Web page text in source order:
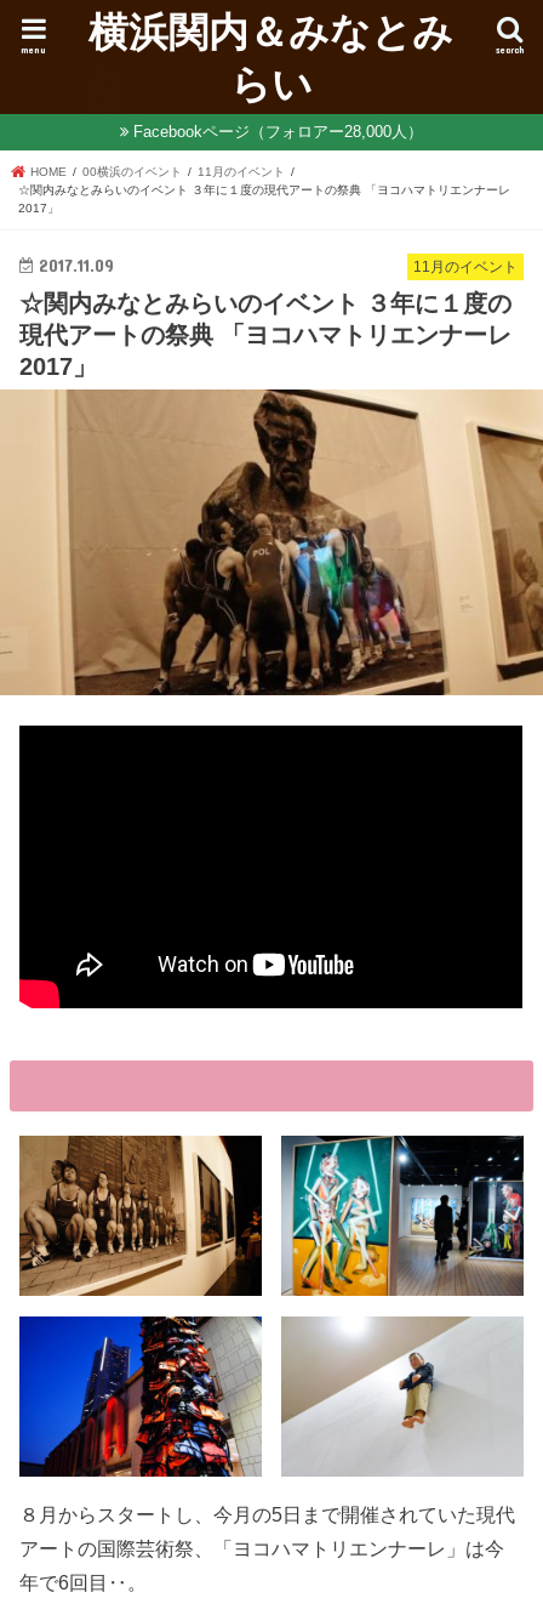
横浜関内＆みなとみ
らい
search
menu
Facebookページ（フォロアー28,000人）
HOME 00横浜のイベント
11月のイベント
☆関内みなとみらいのイベント ３年に１度の現代アートの祭典 「ヨコハマトリエンナーレ
2017」
11月のイベント
2017.11.09
☆関内みなとみらいのイベント ３年に１度の
現代アートの祭典 「ヨコハマトリエンナーレ
2017」
８月からスタートし、今月の5日まで開催されていた現代
アートの国際芸術祭、「ヨコハマトリエンナーレ」は今
年で6回目‥。